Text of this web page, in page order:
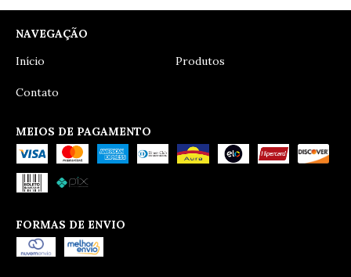
NAVEGAÇÃO
Início
Produtos
Contato
MEIOS DE PAGAMENTO
FORMAS DE ENVIO